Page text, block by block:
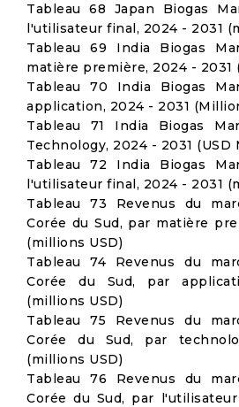
Tableau 68 Japan Biogas
l'utilisateur final, 2024 - 2031
Tableau 69 India Biogas
matière première, 2024 - 2031
Tableau 70 India Biogas
application, 2024 - 2031
Tableau 71 India Biogas
Technology, 2024 - 2031 (USD
Tableau 72 India Biogas
l'utilisateur final, 2024 - 2031
Tableau 73 Revenus du
Corée du Sud, par matière
(millions USD)
Tableau 74 Revenus du
Corée du Sud, par
(millions USD)
Tableau 75 Revenus du
Corée du Sud, par
(millions USD)
Tableau 76 Revenus du
Corée du Sud, par